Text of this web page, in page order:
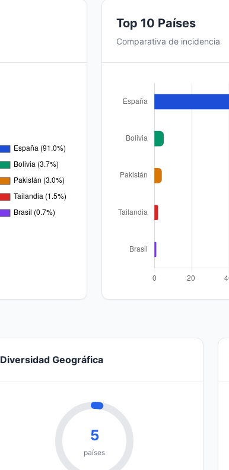
Top 10 Países
Comparativa de incidencia
Diversidad Geográfica
5
países